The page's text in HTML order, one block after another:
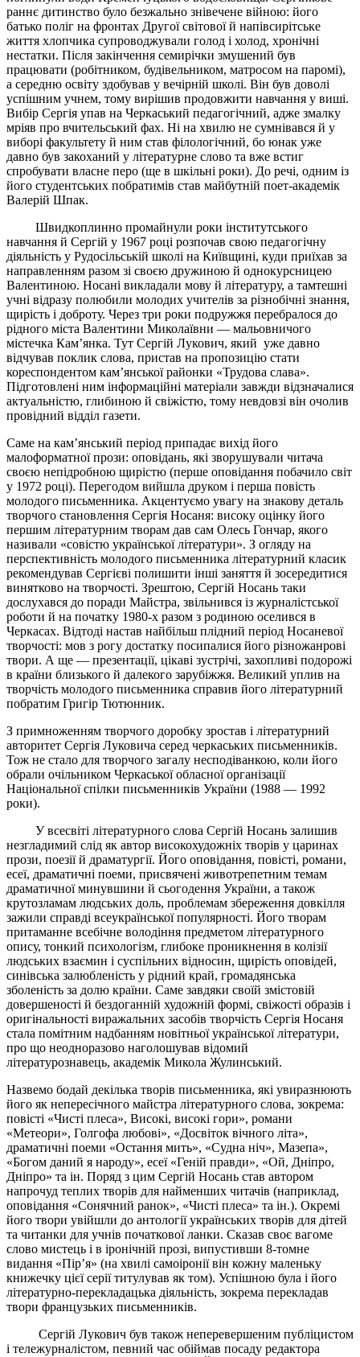
раннє дитинство було безжально знівечене війною: його
батько поліг на фронтах Другої світової й напівсирітське
життя хлопчика супроводжували голод і холод, хронічні
нестатки. Після закінчення семирічки змушений був
працювати (робітником, будівельником, матросом на паромі),
а середню освіту здобував у вечірній школі. Він був доволі
успішним учнем, тому вирішив продовжити навчання у виші.
Вибір Сергія упав на Черкаський педагогічний, адже змалку
мріяв про вчительський фах. Ні на хвилю не сумнівався й у
виборі факультету й ним став філологічний, бо юнак уже
давно був закоханий у літературне слово та вже встиг
спробувати власне перо (ще в шкільні роки). До речі, одним із
його студентських побратимів став майбутній поет-академік
Валерій Шпак.
Швидкоплинно промайнули роки інститутського
навчання й Сергій у 1967 році розпочав свою педагогічну
діяльність у Рудосільській школі на Київщині, куди приїхав за
направленням разом зі своєю дружиною й однокурсницею
Валентиною. Носані викладали мову й літературу, а тамтешні
учні відразу полюбили молодих учителів за різнобічні знання,
щирість і доброту. Через три роки подружжя перебралося до
рідного міста Валентини Миколаївни — мальовничого
містечка Кам’янка. Тут Сергій Лукович, який уже давно
відчував поклик слова, пристав на пропозицію стати
кореспондентом кам’янської районки «Трудова слава».
Підготовлені ним інформаційні матеріали завжди відзначалися
актуальністю, глибиною й свіжістю, тому невдовзі він очолив
провідний відділ газети.
Саме на кам’янський період припадає вихід його
малоформатної прози: оповідань, які зворушували читача
своєю непідробною щирістю (перше оповідання побачило світ
у 1972 році). Перегодом вийшла друком і перша повість
молодого письменника. Акцентуємо увагу на знакову деталь
творчого становлення Сергія Носаня: високу оцінку його
першим літературним творам дав сам Олесь Гончар, якого
називали «совістю української літератури». З огляду на
перспективність молодого письменника літературний класик
рекомендував Сергієві полишити інші заняття й зосередитися
винятково на творчості. Зрештою, Сергій Носань таки
дослухався до поради Майстра, звільнився із журналістської
роботи й на початку 1980-х разом з родиною оселився в
Черкасах. Відтоді настав найбільш плідний період Носаневої
творчості: мов з рогу достатку посипалися його різножанрові
твори. А ще — презентації, цікаві зустрічі, захопливі подорожі
в країни близького й далекого зарубіжжя. Великий уплив на
творчість молодого письменника справив його літературний
побратим Григір Тютюнник.
З примноженням творчого доробку зростав і літературний
авторитет Сергія Луковича серед черкаських письменників.
Тож не стало для творчого загалу несподіванкою, коли його
обрали очільником Черкаської обласної організації
Національної спілки письменників України (1988 — 1992
роки).
У всесвіті літературного слова Сергій Носань залишив
незгладимий слід як автор високохудожніх творів у царинах
прози, поезії й драматургії. Його оповідання, повісті, романи,
есеї, драматичні поеми, присвячені животрепетним темам
драматичної минувшини й сьогодення України, а також
крутозламам людських доль, проблемам збереження довкілля
зажили справді всеукраїнської популярності. Його творам
притаманне всебічне володіння предметом літературного
опису, тонкий психологізм, глибоке проникнення в колізії
людських взаємин і суспільних відносин, щирість оповідей,
синівська залюбленість у рідний край, громадянська
зболеність за долю країни. Саме завдяки своїй змістовій
довершеності й бездоганній художній формі, свіжості образів і
оригінальності виражальних засобів творчість Сергія Носаня
стала помітним надбанням новітньої української літератури,
про що неодноразово наголошував відомий
літературознавець, академік Микола Жулинський.
Назвемо бодай декілька творів письменника, які увиразнюють
його як непересічного майстра літературного слова, зокрема:
повісті «Чисті плеса», Високі, високі гори», романи
«Метеори», Голгофа любові», «Досвіток вічного літа»,
драматичні поеми «Остання мить», «Судна ніч», Мазепа»,
«Богом даний я народу», есеї «Геній правди», «Ой, Дніпро,
Дніпро» та ін. Поряд з цим Сергій Носань став автором
напрочуд теплих творів для найменших читачів (наприклад,
оповідання «Сонячний ранок», «Чисті плеса» та ін.). Окремі
його твори увійшли до антології українських творів для дітей
та читанки для учнів початкової ланки. Сказав своє вагоме
слово мистець і в іронічній прозі, випустивши 8-томне
видання «Пір’я» (на хвилі самоіронії він кожну маленьку
книжечку цієї серії титулував як том). Успішною була і його
літературно-перекладацька діяльність, зокрема перекладав
твори французьких письменників.
Сергій Лукович був також неперевершеним публіцистом
і тележурналістом, певний час обіймав посаду редактора